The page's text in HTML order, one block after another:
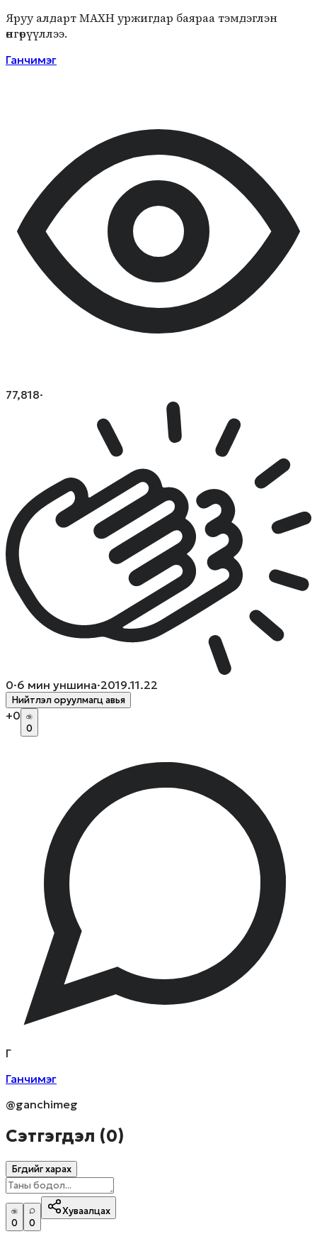
Яруу алдарт МАХН уржигдар баяраа тэмдэглэн
өнгөрүүллээ.
Ганчимэг
77,818·
0·6 мин уншина·2019.11.22
Нийтлэл оруулмагц авья
+0
0
Г
Ганчимэг
@ganchimeg
Сэтгэгдэл (0)
Бүгдийг харах
0 0
Хуваалцах